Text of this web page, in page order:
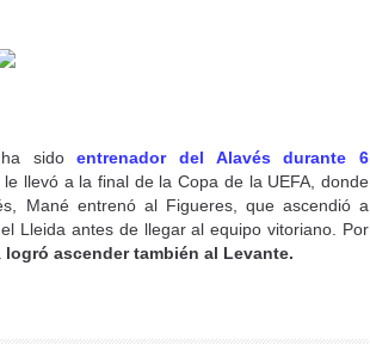
sido
entrenador del Alavés durante 6
llevó a la final de la Copa de la UEFA, donde
Mané entrenó al Figueres, que ascendió a
Lleida antes de llegar al equipo vitoriano. Por
logró ascender también al Levante.